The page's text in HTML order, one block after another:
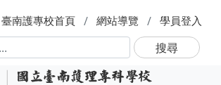
臺南護專校首頁 網站導覽 學員登入
搜尋